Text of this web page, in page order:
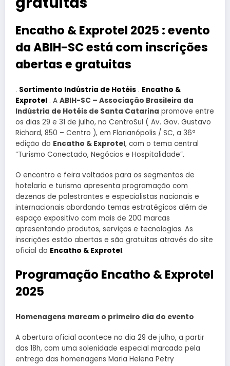
Encatho & Exprotel 2025 : evento
da ABIH-SC está com inscrições
abertas e gratuitas
. Sortimento Indústria de Hotéis . Encatho &
Exprotel . A ABIH-SC – Associação Brasileira da
Indústria de Hotéis de Santa Catarina promove entre
os dias 29 e 31 de julho, no CentroSul ( Av. Gov. Gustavo
Richard, 850 – Centro ), em Florianópolis / SC, a 36ª
edição do Encatho & Exprotel, com o tema central
“Turismo Conectado, Negócios e Hospitalidade”.
O encontro e feira voltados para os segmentos de
hotelaria e turismo apresenta programação com
dezenas de palestrantes e especialistas nacionais e
internacionais abordando temas estratégicos além de
espaço expositivo com mais de 200 marcas
apresentando produtos, serviços e tecnologias. As
inscrições estão abertas e são gratuitas através do site
oficial do Encatho & Exprotel.
Programação Encatho & Exprotel
2025
Homenagens marcam o primeiro dia do evento
A abertura oficial acontece no dia 29 de julho, a partir
das 18h, com uma solenidade especial marcada pela
entrega das homenagens Maria Helena Petry